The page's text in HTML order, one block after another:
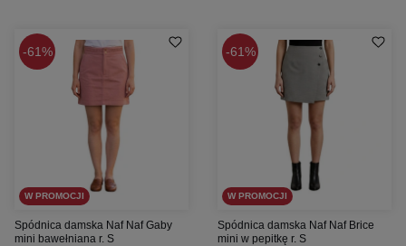
61%
W PROMOCJI
Spódnica damska Naf Naf Gaby
mini bawełniana r. S
61%
W PROMOCJI
Spódnica damska Naf Naf Brice
mini w pepitkę r. S